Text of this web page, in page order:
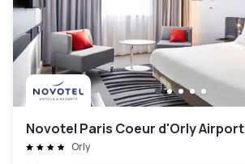
Novotel Paris Coeur d'Orly Airport
Orly